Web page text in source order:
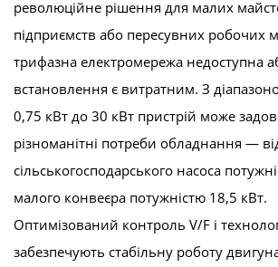
революційне рішення для малих
підприємств або пересувних робочих
трифазна електромережа недоступна
встановлення є витратним. З
0,75 кВт до 30 кВт пристрій може
різноманітні потреби обладнання —
сільськогосподарського насоса
малого конвеєра потужністю 18,5 кВт.
Оптимізований контроль V/F і
забезпечують стабільну роботу